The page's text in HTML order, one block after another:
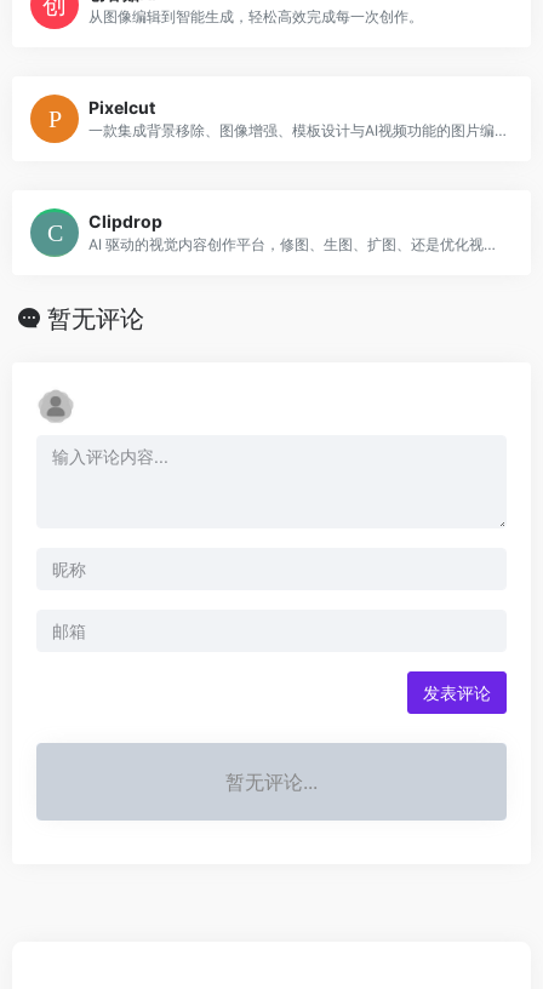
从图像编辑到智能生成，轻松高效完成每一次创作。
Pixelcut
一款集成背景移除、图像增强、模板设计与AI视频功能的图片编辑编辑器，为电商与内容创作者提供省时省力的视觉工具。
Clipdrop
AI 驱动的视觉内容创作平台，修图、生图、扩图、还是优化视觉素材， 几秒钟快速出图。
暂无评论
发表评论
暂无评论...